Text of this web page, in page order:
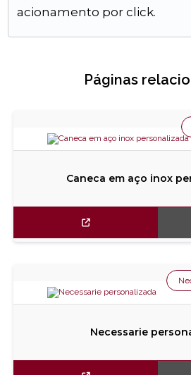
acionamento por click.
Páginas
Caneca em aço inox
Necessarie